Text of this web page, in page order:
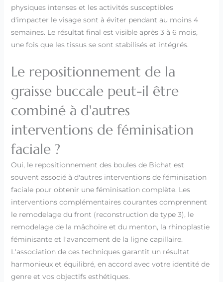
physiques intenses et les activités susceptibles
d'impacter le visage sont à éviter pendant au moins 4
semaines. Le résultat final est visible après 3 à 6 mois,
une fois que les tissus se sont stabilisés et intégrés.
Le repositionnement de la
graisse buccale peut-il être
combiné à d'autres
interventions de féminisation
faciale ?
Oui, le repositionnement des boules de Bichat est
souvent associé à d'autres interventions de féminisation
faciale pour obtenir une féminisation complète. Les
interventions complémentaires courantes comprennent
le remodelage du front (reconstruction de type 3), le
remodelage de la mâchoire et du menton, la rhinoplastie
féminisante et l'avancement de la ligne capillaire.
L'association de ces techniques garantit un résultat
harmonieux et équilibré, en accord avec votre identité de
genre et vos objectifs esthétiques.